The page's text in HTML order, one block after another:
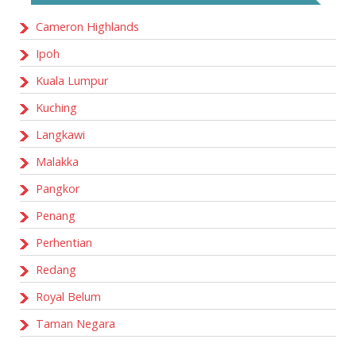
Cameron Highlands
Ipoh
Kuala Lumpur
Kuching
Langkawi
Malakka
Pangkor
Penang
Perhentian
Redang
Royal Belum
Taman Negara